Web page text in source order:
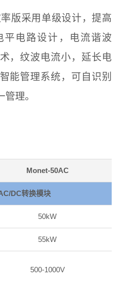
版采用单级设计，提高
平电路设计，电流谐波
，纹波电流小，延长电
能管理系统，可自识别
理。
Monet-50AC
DC转换模块
50kW
55kW
500-1000V